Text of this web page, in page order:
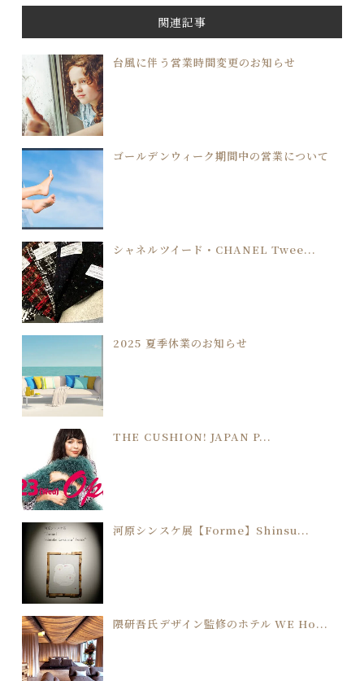
関連記事
台風に伴う営業時間変更のお知らせ
ゴールデンウィーク期間中の営業について
シャネルツイード・CHANEL Twee...
2025 夏季休業のお知らせ
THE CUSHION! JAPAN P...
河原シンスケ展【Forme】Shinsu...
隈研吾氏デザイン監修のホテル WE Ho...